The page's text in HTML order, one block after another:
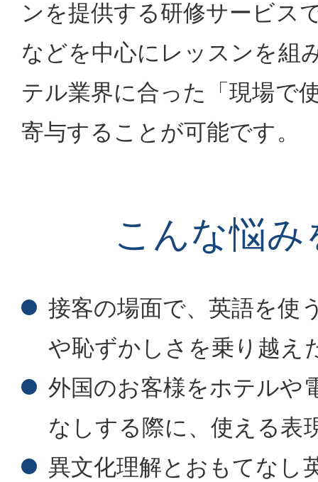
ンを提供する研修サービス
などを中心にレッスンを組
テル業界に合った「現場で
寄与することが可能です。
こんな悩み
接客の場面で、英語を使
や恥ずかしさを乗り越え
外国のお客様をホテルや
なしする際に、使える表
異文化理解とおもてなし